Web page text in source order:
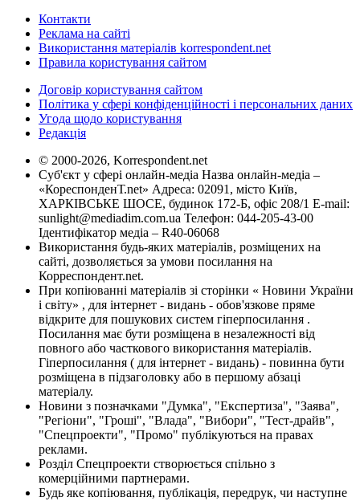
Контакти
Реклама на сайті
Використання матеріалів korrespondent.net
Правила користування сайтом
Договір користування сайтом
Політика у сфері конфіденційності і персональних даних
Угода щодо користування
Редакція
© 2000-2026, Korrespondent.net
Суб'єкт у сфері онлайн-медіа Назва онлайн-медіа –
«КореспонденТ.net» Адреса: 02091, місто Київ,
ХАРКІВСЬКЕ ШОСЕ, будинок 172-Б, офіс 208/1 E-mail:
sunlight@mediadim.com.ua Телефон: 044-205-43-00
Ідентифікатор медіа – R40-06068
Використання будь-яких матеріалів, розміщених на
сайті, дозволяється за умови посилання на
Корреспондент.net.
При копіюванні матеріалів зі сторінки « Новини України
і світу» , для інтернет - видань - обов'язкове пряме
відкрите для пошукових систем гіперпосилання .
Посилання має бути розміщена в незалежності від
повного або часткового використання матеріалів.
Гіперпосилання ( для інтернет - видань) - повинна бути
розміщена в підзаголовку або в першому абзаці
матеріалу.
Новини з позначками "Думка", "Експертиза", "Заява",
"Регіони", "Гроші", "Влада", "Вибори", "Тест-драйв",
"Спецпроекти", "Промо" публікуються на правах
реклами.
Розділ Спецпроекти створюється спільно з
комерційними партнерами.
Будь яке копіювання, публікація, передрук, чи наступне